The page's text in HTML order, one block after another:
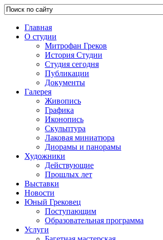
Главная
О студии
Митрофан Греков
История Студии
Студия сегодня
Публикации
Документы
Галерея
Живопись
Графика
Иконопись
Скульптура
Лаковая миниатюра
Диорамы и панорамы
Художники
Действующие
Прошлых лет
Выставки
Новости
Юный Грековец
Поступающим
Образовательная программа
Услуги